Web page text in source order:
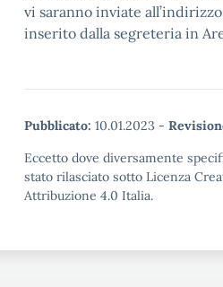
vi saranno inviate
inserito dalla segreteria in
Pubblicato: 10.01.2023 -
Eccetto dove diversamente
stato rilasciato sotto Licenza
Attribuzione 4.0 Italia.